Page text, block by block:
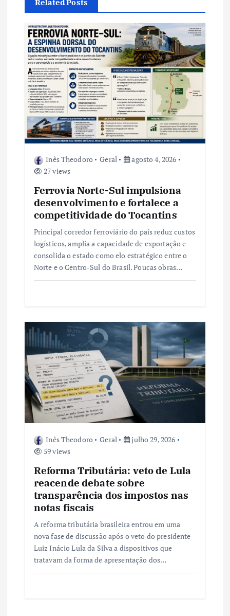
ã
o
d
e
P
Related Posts
Inês Theodoro Geral
agosto 4, 2026
27 views
Ferrovia Norte-Sul impulsiona
desenvolvimento e fortalece a
competitividade do Tocantins
Principal corredor ferroviário do país reduz custos
logísticos, amplia a capacidade de exportação e
consolida o estado como elo estratégico entre o
Norte e o Centro-Sul do Brasil. Poucas obras…
Inês Theodoro Geral
julho 29, 2026
59 views
Reforma Tributária: veto de Lula
reacende debate sobre
transparência dos impostos nas
notas fiscais
A reforma tributária brasileira entrou em uma
nova fase de discussão após o veto do presidente
Luiz Inácio Lula da Silva a dispositivos que
tratavam da forma de apresentação dos…